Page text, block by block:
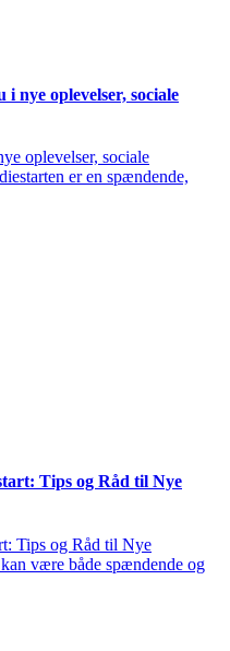
nye oplevelser, sociale
oplevelser, sociale
er en spændende,
Tips og Råd til Nye
Tips og Råd til Nye
være både spændende og